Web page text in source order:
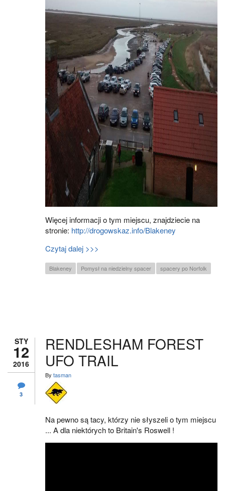
Więcej informacji o tym miejscu, znajdziecie na
stronie: http://drogowskaz.info/Blakeney
Czytaj dalej >>>
Blakeney Pomysł na niedzielny spacer spacery po Norfolk
STY
12
2016
3
RENDLESHAM FOREST
UFO TRAIL
By tasman
Na pewno są tacy, którzy nie słyszeli o tym miejscu
... A dla niektórych to Britain's Roswell !